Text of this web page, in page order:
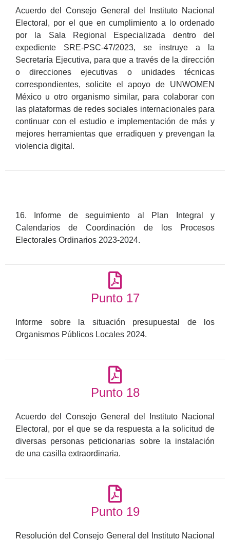
Acuerdo del Consejo General del Instituto Nacional
Electoral, por el que en cumplimiento a lo ordenado
por la Sala Regional Especializada dentro del
expediente SRE-PSC-47/2023, se instruye a la
Secretaría Ejecutiva, para que a través de la dirección
o direcciones ejecutivas o unidades técnicas
correspondientes, solicite el apoyo de UNWOMEN
México u otro organismo similar, para colaborar con
las plataformas de redes sociales internacionales para
continuar con el estudio e implementación de más y
mejores herramientas que erradiquen y prevengan la
violencia digital.
16. Informe de seguimiento al Plan Integral y
Calendarios de Coordinación de los Procesos
Electorales Ordinarios 2023-2024.
Punto 17
Informe sobre la situación presupuestal de los
Organismos Públicos Locales 2024.
Punto 18
Acuerdo del Consejo General del Instituto Nacional
Electoral, por el que se da respuesta a la solicitud de
diversas personas peticionarias sobre la instalación
de una casilla extraordinaria.
Punto 19
Resolución del Consejo General del Instituto Nacional